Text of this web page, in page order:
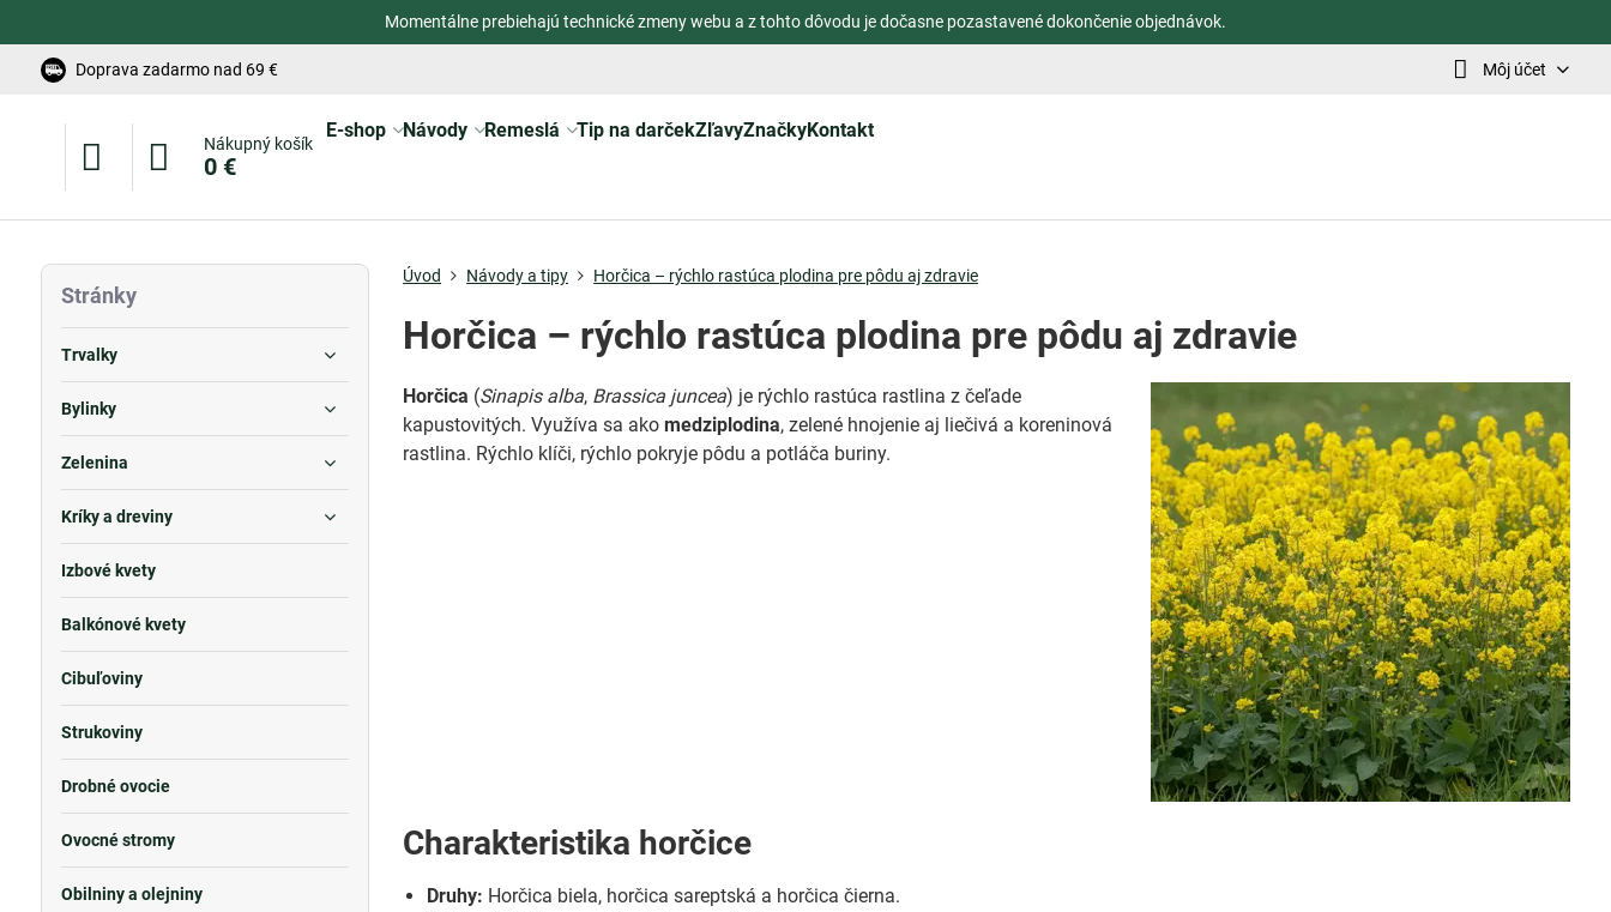
Momentálne prebiehajú technické zmeny webu a z tohto dôvodu je dočasne pozastavené dokončenie objednávok.
Doprava zadarmo nad 69 € Môj účet
Nákupný košík
0 €
E-shop Návody Remeslá Tip na darčekZľavyZnačkyKontakt
Úvod Návody a tipy Horčica – rýchlo rastúca plodina pre pôdu aj zdravie
Horčica – rýchlo rastúca plodina pre pôdu aj zdravie
Horčica (Sinapis alba, Brassica juncea) je rýchlo rastúca rastlina z čeľade
kapustovitých. Využíva sa akomedziplodina, zelené hnojenie aj liečivá a koreninová
rastlina. Rýchlo klíči, rýchlo pokryje pôdu a potláča buriny.
Charakteristika horčice
Druhy: Horčica biela, horčica sareptská a horčica čierna.
Stránky
Trvalky
Bylinky
Zelenina
Kríky a dreviny
Izbové kvety
Balkónové kvety
Cibuľoviny
Strukoviny
Drobné ovocie
Ovocné stromy
Obilniny a olejniny